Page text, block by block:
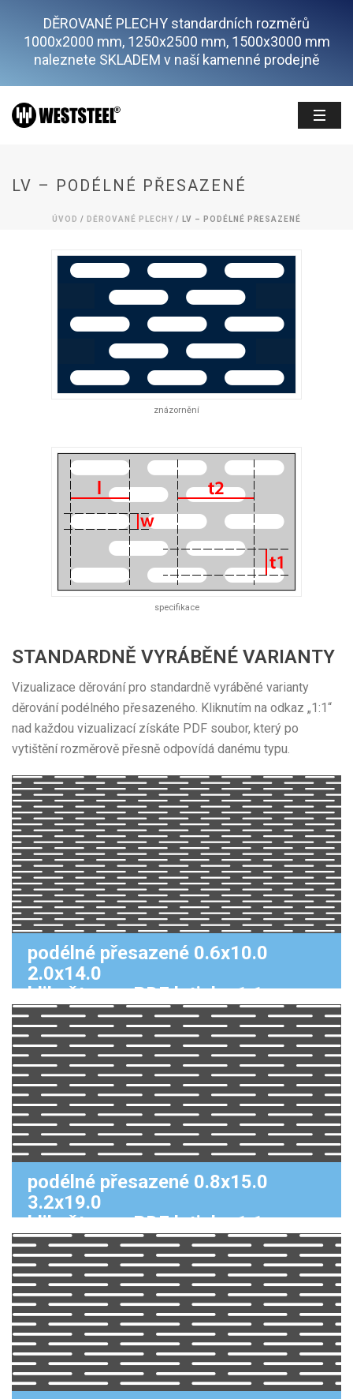
DĚROVANÉ PLECHY standardních rozměrů
1000x2000 mm, 1250x2500 mm, 1500x3000 mm
naleznete SKLADEM v naší kamenné prodejně
LV – PODÉLNÉ PŘESAZENÉ
ÚVOD / DĚROVANÉ PLECHY / LV – PODÉLNÉ PŘESAZENÉ
znázornění
specifikace
STANDARDNĚ VYRÁBĚNÉ VARIANTY
Vizualizace děrování pro standardně vyráběné varianty
děrování podélného přesazeného. Kliknutím na odkaz „1:1“
nad každou vizualizací získáte PDF soubor, který po
vytištění rozměrově přesně odpovídá danému typu.
podélné přesazené 0.6x10.0
2.0x14.0
klikněte pro PDF k tisku 1:1
podélné přesazené 0.8x15.0
3.2x19.0
klikněte pro PDF k tisku 1:1